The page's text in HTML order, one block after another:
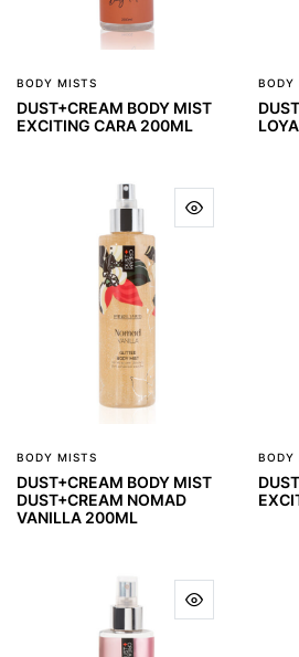
BODY MISTS
DUST+CREAM BODY MIST
EXCITING CARA 200ML
BODY
BODY MISTS
DUST+CREAM BODY MIST
DUST+CREAM NOMAD
VANILLA 200ML
BODY